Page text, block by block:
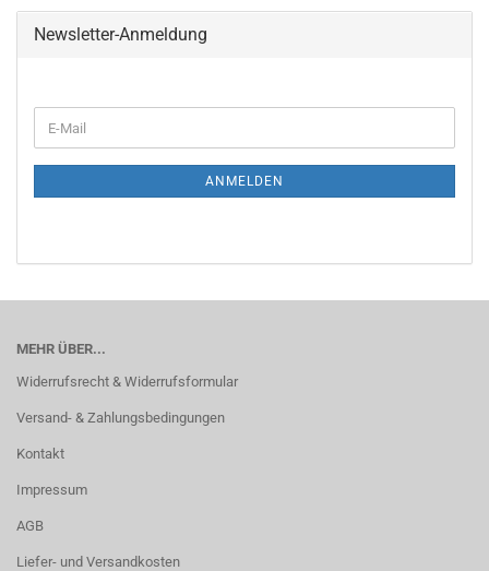
Newsletter-Anmeldung
ZUR
E-
Mail
ANMELDEN
MEHR ÜBER...
Widerrufsrecht & Widerrufsformular
Versand- & Zahlungsbedingungen
Kontakt
Impressum
AGB
Liefer- und Versandkosten